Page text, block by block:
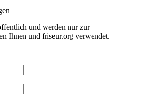
und werden nur zur
Ihnen und friseur.org verwendet.